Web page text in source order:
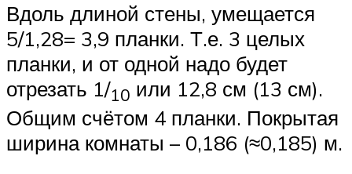
Вдоль длиной стены, умещается
5/1,28= 3,9 планки. Т.е. 3 целых
планки, и от одной надо будет
отрезать 1/10 или 12,8 см (13 см).
Общим счётом 4 планки. Покрытая
ширина комнаты – 0,186 (≈0,185) м.